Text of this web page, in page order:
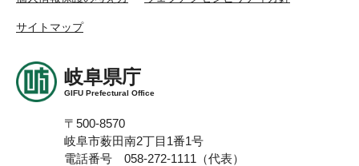
サイトマップ
岐阜県庁
GIFU Prefectural Office
〒500-8570
岐阜市薮田南2丁目1番1号
電話番号 058-272-1111（代表）